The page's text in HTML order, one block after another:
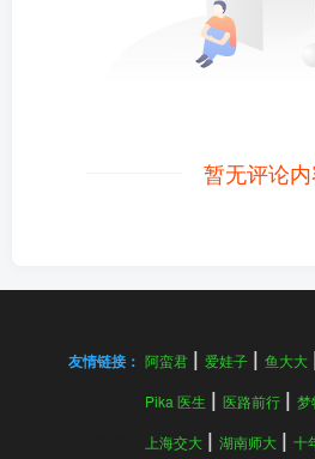
暂无评论
友情链接： 阿蛮君 爱娃子 鱼大大
Pika 医生 医路前行 梦
上海交大 湖南师大 十